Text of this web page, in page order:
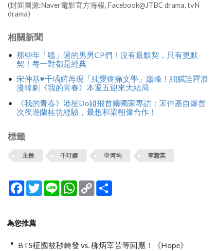
(封面圖源:Naver電影官方海報, Facebook@JTBC drama, tvN
drama)
相關新聞
那些年「嗑」過的男男CP們！沒有最默契，只有更默
契！每一對都是經典
宋仲基♥千瑀嬉再現「純愛疼痛文學」巔峰！細膩詮釋浪
漫韓劇《我的青春》本週五迎來大結局
《我的青春》港星Do姐飛首爾獨家專訪：宋仲基自爆首
次夜遊蘭桂坊經驗，最想和梁朝偉合作！
標籤
主播 千玗嬉 申河均 李慧英
Facebook
TwitterLine WhatsApp
Copy
Link
為您推薦
BTS柾國被秒轉發 vs. 柳炳宰苦等回應！《Hope》